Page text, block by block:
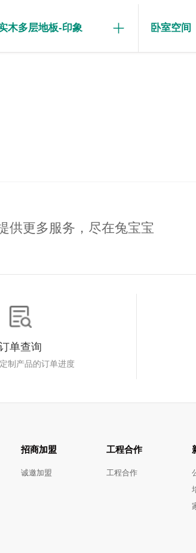
木多层地板-印象 卧室空间
供更多服务，尽在兔宝宝
单查询
制产品的订单进度
招商加盟
诚邀加盟
工程合作
工程合作